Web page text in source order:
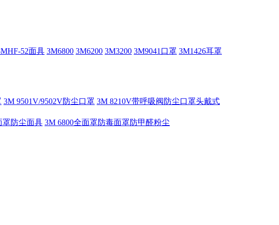
52面具 3M6800 3M6200 3M3200 3M9041口罩 3M1426耳罩
3M 9501V/9502V防尘口罩 3M 8210V带呼吸阀防尘口罩头戴式
罩防尘面具 3M 6800全面罩防毒面罩防甲醛粉尘